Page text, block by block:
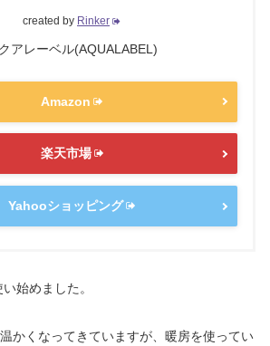
created by Rinker
アレーベル(AQUALABEL)
Amazon
楽天市場
Yahooショッピング
始めました。
かくなってきていますが、暖房を使ってい